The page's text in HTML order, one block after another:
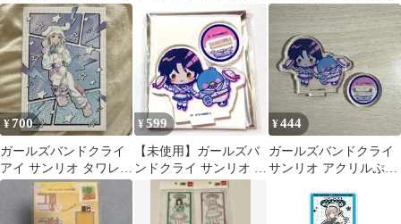
クトミラー 1個
クスタ リン ハンギョド
ン
クリルスタンド リン
ハンギョドン
¥700
ガールズバンドクライ
アイ サンリオ タワレコ
ポストカード 特典
¥599
【未使用】ガールズバ
ンドクライ サンリオ ア
クスタ ナナ タキシード
¥444
ガールズバンドクライ
サンリオ アクリルぷち